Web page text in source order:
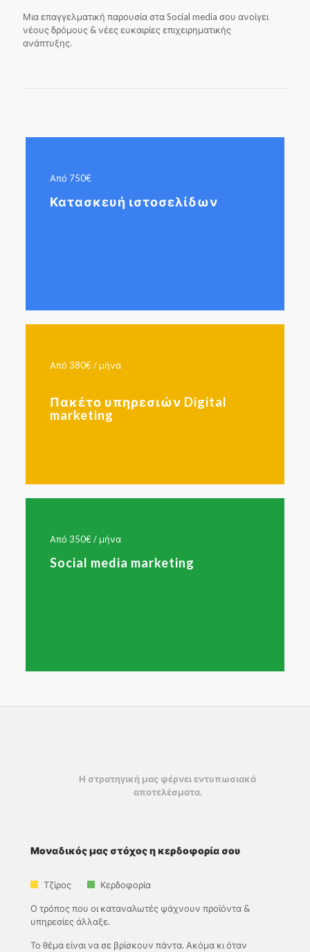
Μια επαγγελματική παρουσία στα Social media σου ανοίγει
νέους δρόμους & νέες ευκαιρίες επιχειρηματικής
ανάπτυξης.
Από 750€
Κατασκευή ιστοσελίδων
Από 380€ / μήνα
Πακέτο υπηρεσιών Digital
marketing
Από 350€ / μήνα
Social media marketing
Η στρατηγική μας φέρνει εντυπωσιακά
αποτελέσματα.
Μοναδικός μας στόχος η κερδοφορία σου
Τζίρος Κερδοφορία
Ο τρόπος που οι καταναλωτές ψάχνουν προϊόντα &
υπηρεσίες άλλαξε.
Το θέμα είναι να σε βρίσκουν πάντα. Ακόμα κι όταν